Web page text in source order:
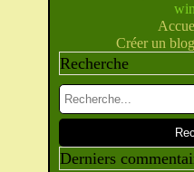
Créer un
Recherche
Derniers